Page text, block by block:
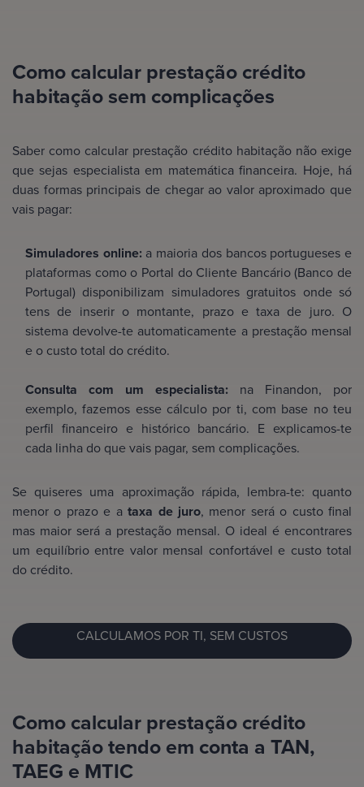
Como calcular prestação crédito
habitação sem complicações
Saber como calcular prestação crédito habitação não exige
que sejas especialista em matemática financeira. Hoje, há
duas formas principais de chegar ao valor aproximado que
vais pagar:
Simuladores online: a maioria dos bancos portugueses e
plataformas como o Portal do Cliente Bancário (Banco de
Portugal) disponibilizam simuladores gratuitos onde só
tens de inserir o montante, prazo e taxa de juro. O
sistema devolve-te automaticamente a prestação mensal
e o custo total do crédito.
Consulta com um especialista: na Finandon, por
exemplo, fazemos esse cálculo por ti, com base no teu
perfil financeiro e histórico bancário. E explicamos-te
cada linha do que vais pagar, sem complicações.
Se quiseres uma aproximação rápida, lembra-te: quanto
menor o prazo e ataxa de juro, menor será o custo final
mas maior será a prestação mensal. O ideal é encontrares
um equilíbrio entre valor mensal confortável e custo total
do crédito.
CALCULAMOS POR TI, SEM CUSTOS
Como calcular prestação crédito
habitação tendo em conta a TAN,
TAEG e MTIC